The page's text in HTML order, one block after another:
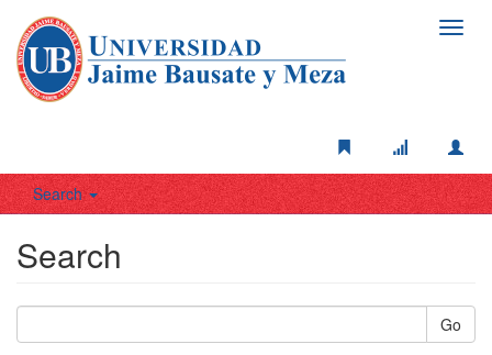
Search
Search
Go